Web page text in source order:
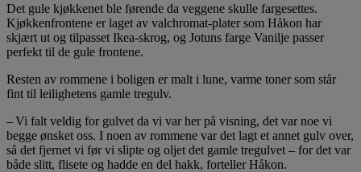
Det gule kjøkkenet ble førende da veggene skulle fargesettes.
Kjøkkenfrontene er laget av valchromat-plater som Håkon har
skjært ut og tilpasset Ikea-skrog, og Jotuns farge Vanilje passer
perfekt til de gule frontene.
Resten av rommene i boligen er malt i lune, varme toner som står
fint til leilighetens gamle tregulv.
– Vi falt veldig for gulvet da vi var her på visning, det var noe vi
begge ønsket oss. I noen av rommene var det lagt et annet gulv over,
så det fjernet vi før vi slipte og oljet det gamle tregulvet – for det var
både slitt, flisete og hadde en del hakk, forteller Håkon.